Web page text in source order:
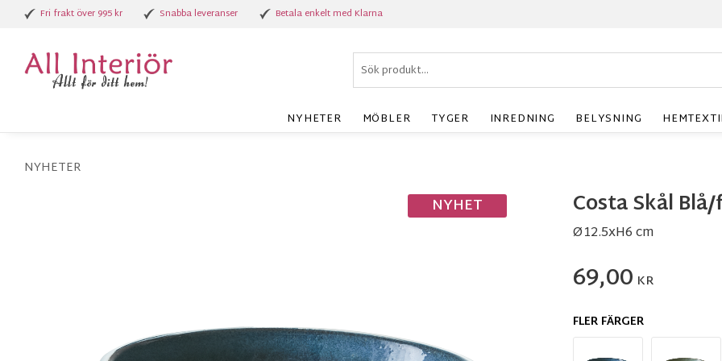
Fri frakt över 995 kr Snabba leveranser Betala enkelt med Klarna
NYHETER MÖBLER TYGER INREDNING BELYSNING
NYHETER
Costa Skål
Ø12.5xH6 cm
NYHET
69,00 KR
FLER FÄRGER